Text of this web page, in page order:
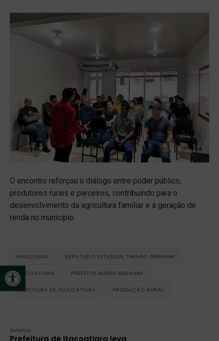
Open toolbar
O encontro reforçou o diálogo entre poder público,
produtores rurais e parceiros, contribuindo para o
desenvolvimento da agricultura familiar e a geração de
renda no município.
AMAZONAS DEPUTADO ESTADUAL THIAGO ABRAHIM
ITACOATIARA PREFEITO MÁRIO ABRAHIM
PREFEITURA DE ITACOATIARA PRODUÇÃO RURAL
Anterior: